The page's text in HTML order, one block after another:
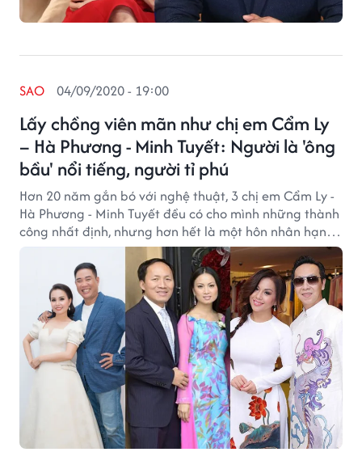
Lấy chồng viên mãn như chị em Cẩm Ly
– Hà Phương - Minh Tuyết: Người là 'ông
bầu' nổi tiếng, người tỉ phú
SAO 04/09/2020 - 19:00
Hơn 20 năm gắn bó với nghệ thuật, 3 chị em Cẩm Ly -
Hà Phương - Minh Tuyết đều có cho mình những thành
công nhất định, nhưng hơn hết là một hôn nhân hạnh
phúc viên mãn.